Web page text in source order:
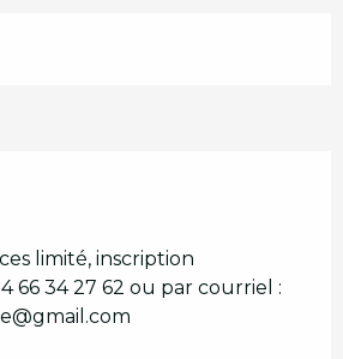
limité, inscription
66 34 27 62 ou par courriel :